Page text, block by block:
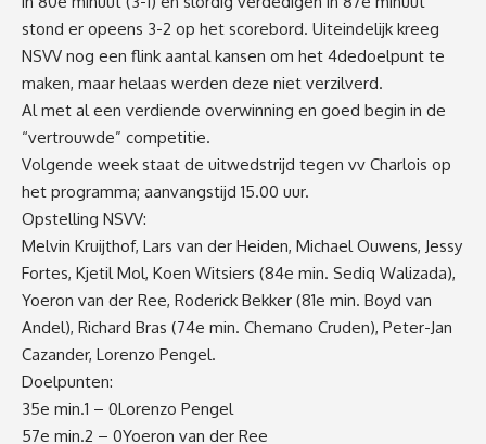
stond er opeens 3-2 op het scorebord. Uiteindelijk kreeg
NSVV nog een flink aantal kansen om het 4dedoelpunt te
maken, maar helaas werden deze niet verzilverd.
Al met al een verdiende overwinning en goed begin in de
“vertrouwde” competitie.
Volgende week staat de uitwedstrijd tegen vv Charlois op
het programma; aanvangstijd 15.00 uur.
Opstelling NSVV:
Melvin Kruijthof, Lars van der Heiden, Michael Ouwens, Jessy
Fortes, Kjetil Mol, Koen Witsiers (84e min. Sediq Walizada),
Yoeron van der Ree, Roderick Bekker (81e min. Boyd van
Andel), Richard Bras (74e min. Chemano Cruden), Peter-Jan
Cazander, Lorenzo Pengel.
Doelpunten:
35e min.1 – 0Lorenzo Pengel
57e min.2 – 0Yoeron van der Ree